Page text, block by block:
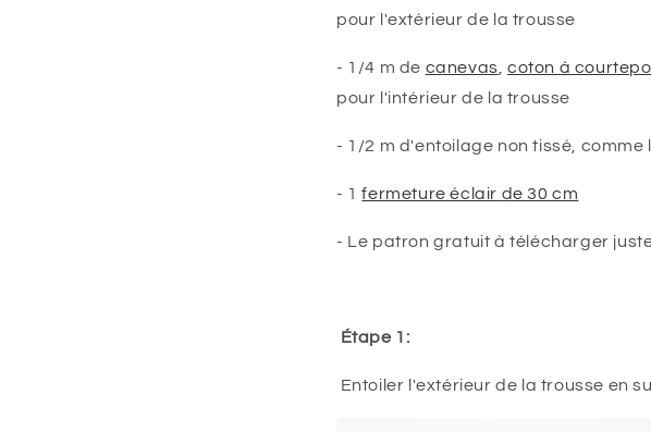
pour l'extérieur de la trousse
- 1/4 m de canevas ,coton à
pour l'intérieur de la trousse
- 1/2 m d'entoilage non tissé, comme
- 1fermeture éclair de 30 cm
- Le patron gratuit à télécharger
Étape 1:
Entoiler l'extérieur de la trousse en